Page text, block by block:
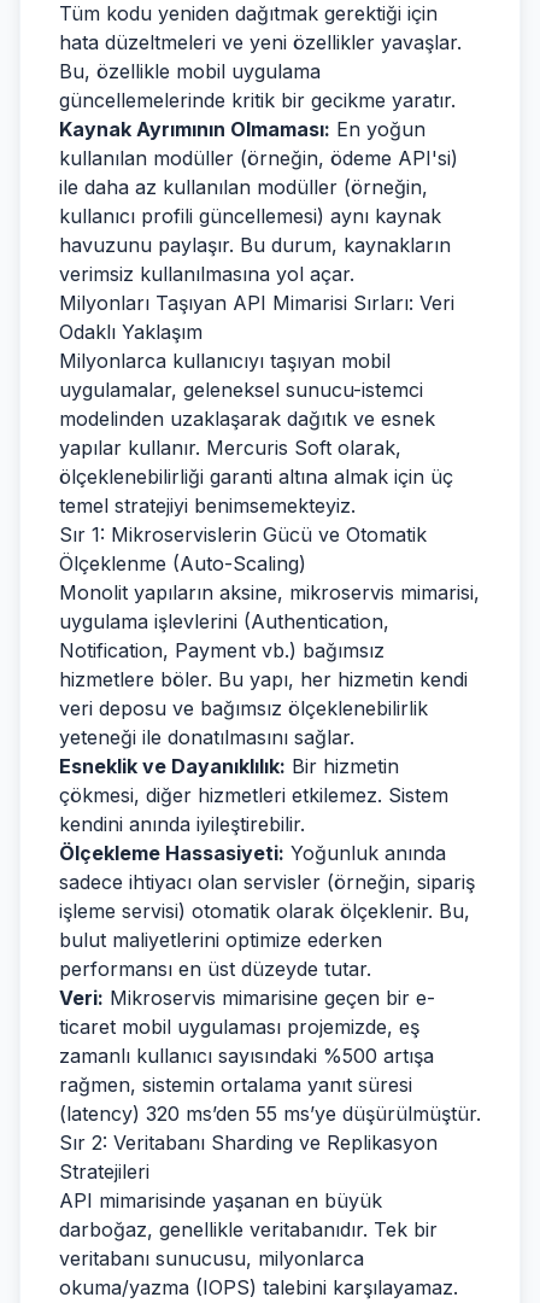
Tüm kodu yeniden dağıtmak gerektiği için
hata düzeltmeleri ve yeni özellikler yavaşlar.
Bu, özellikle mobil uygulama
güncellemelerinde kritik bir gecikme yaratır.
Kaynak Ayrımının Olmaması: En yoğun
kullanılan modüller (örneğin, ödeme API'si)
ile daha az kullanılan modüller (örneğin,
kullanıcı profili güncellemesi) aynı kaynak
havuzunu paylaşır. Bu durum, kaynakların
verimsiz kullanılmasına yol açar.
Milyonları Taşıyan API Mimarisi Sırları: Veri
Odaklı Yaklaşım
Milyonlarca kullanıcıyı taşıyan mobil
uygulamalar, geleneksel sunucu-istemci
modelinden uzaklaşarak dağıtık ve esnek
yapılar kullanır. Mercuris Soft olarak,
ölçeklenebilirliği garanti altına almak için üç
temel stratejiyi benimsemekteyiz.
Sır 1: Mikroservislerin Gücü ve Otomatik
Ölçeklenme (Auto-Scaling)
Monolit yapıların aksine, mikroservis mimarisi,
uygulama işlevlerini (Authentication,
Notification, Payment vb.) bağımsız
hizmetlere böler. Bu yapı, her hizmetin kendi
veri deposu ve bağımsız ölçeklenebilirlik
yeteneği ile donatılmasını sağlar.
Esneklik ve Dayanıklılık: Bir hizmetin
çökmesi, diğer hizmetleri etkilemez. Sistem
kendini anında iyileştirebilir.
Ölçekleme Hassasiyeti: Yoğunluk anında
sadece ihtiyacı olan servisler (örneğin, sipariş
işleme servisi) otomatik olarak ölçeklenir. Bu,
bulut maliyetlerini optimize ederken
performansı en üst düzeyde tutar.
Veri: Mikroservis mimarisine geçen bir e-
ticaret mobil uygulaması projemizde, eş
zamanlı kullanıcı sayısındaki %500 artışa
rağmen, sistemin ortalama yanıt süresi
(latency) 320 ms’den 55 ms’ye düşürülmüştür.
Sır 2: Veritabanı Sharding ve Replikasyon
Stratejileri
API mimarisinde yaşanan en büyük
darboğaz, genellikle veritabanıdır. Tek bir
veritabanı sunucusu, milyonlarca
okuma/yazma (IOPS) talebini karşılayamaz.